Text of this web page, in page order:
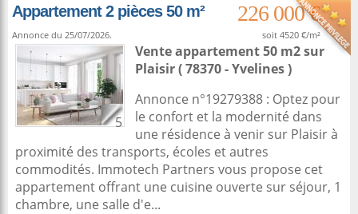
Appartement 2 pièces 50 m²
226 000 €
Annonce du 25/07/2026. soit 4520 €/m²
5
Vente appartement 50 m2sur
Plaisir( 78370 - Yvelines )
Annonce n°19279388 : Optez pour
le confort et la modernité dans
une résidence à venir sur Plaisir à
proximité des transports, écoles et autres
commodités. Immotech Partners vous propose cet
appartement offrant une cuisine ouverte sur séjour, 1
chambre, une salle d'e...